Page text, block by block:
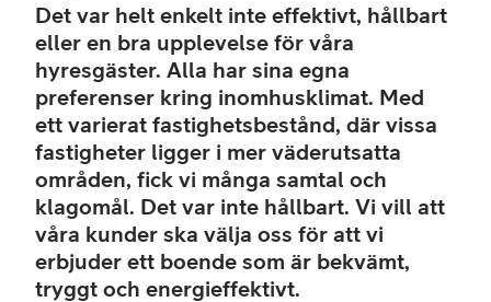
Det var helt enkelt inte effektivt, hållbart
eller en bra upplevelse för våra
hyresgäster. Alla har sina egna
preferenser kring inomhusklimat. Med
ett varierat fastighetsbestånd, där vissa
fastigheter ligger i mer väderutsatta
områden, fick vi många samtal och
klagomål. Det var inte hållbart. Vi vill att
våra kunder ska välja oss för att vi
erbjuder ett boende som är bekvämt,
tryggt och energieffektivt.